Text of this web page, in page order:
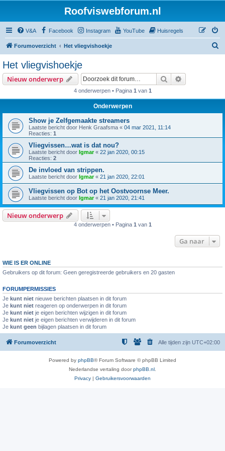
Roofviswebforum.nl
V&A Facebook Instagram YouTube Huisregels
Forumoverzicht Het vliegvishoekje
Het vliegvishoekje
Nieuw onderwerp Zoek
4 onderwerpen • Pagina 1 van 1
Onderwerpen
Show je Zelfgemaakte streamers
Laatste bericht door Henk Graafsma « 04 mar 2021, 11:14
Reacties: 1
Vliegvissen…wat is dat nou?
Laatste bericht door Igmar« 22 jan 2020, 00:15
Reacties: 2
De invloed van strippen.
Laatste bericht door Igmar« 21 jan 2020, 22:01
Vliegvissen op Bot op het Oostvoornse Meer.
Laatste bericht door Igmar« 21 jan 2020, 21:41
Nieuw onderwerp
4 onderwerpen • Pagina 1 van 1
Ga naar
WIE IS ER ONLINE
Gebruikers op dit forum: Geen geregistreerde gebruikers en 20 gasten
FORUMPERMISSIES
Je kunt niet nieuwe berichten plaatsen in dit forum
Je kunt niet reageren op onderwerpen in dit forum
Je kunt niet je eigen berichten wijzigen in dit forum
Je kunt niet je eigen berichten verwijderen in dit forum
Je kunt geen bijlagen plaatsen in dit forum
Forumoverzicht Alle tijden zijn UTC+02:00
Powered by phpBB® Forum Software © phpBB Limited
Nederlandse vertaling doorphpBB.nl
Privacy | Gebruikersvoorwaarden